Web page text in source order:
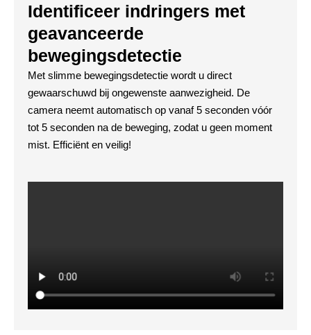
Identificeer indringers met
geavanceerde
bewegingsdetectie
Met slimme bewegingsdetectie wordt u direct
gewaarschuwd bij ongewenste aanwezigheid. De
camera neemt automatisch op vanaf 5 seconden vóór
tot 5 seconden na de beweging, zodat u geen moment
mist. Efficiënt en veilig!